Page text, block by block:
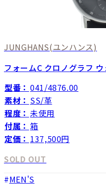
JUNGHANS(ユンハンス)
フォームC クロノグラフ
型番： 041/4876.00
素材： SS/革
程度： 未使用
付属： 箱
定価： 137,500円
SOLD OUT
MEN'S